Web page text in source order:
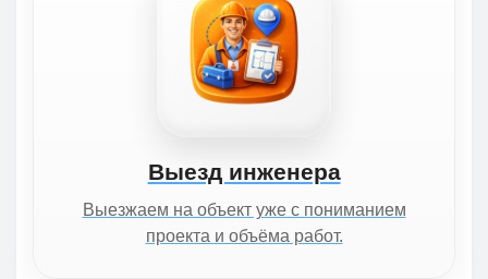
Выезд инженера
Выезжаем на объект уже с пониманием
проекта и объёма работ.